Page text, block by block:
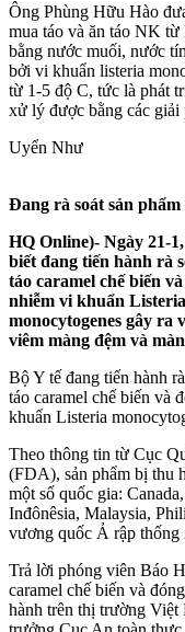
Ông Phùng Hữu Hào
mua táo và ăn táo NK
bằng nước muối, nước
bởi vi khuẩn listeria
từ 1-5 độ C, tức là phát
xử lý được bằng các giải
Uyển Như
Đang rà soát sản
HQ Online)- Ngày 21-
biết đang tiến hành rà
táo caramel chế biến
nhiễm vi khuẩn
monocytogenes gây ra
viêm màng đệm và
Bộ Y tế đang tiến hành
táo caramel chế biến và
khuẩn Listeria
Theo thông tin từ Cục
(FDA), sản phẩm bị thu
một số quốc gia:
Inđônêsia, Malaysia,
vương quốc Ả rập thống
Trả lời phóng viên Báo
caramel chế biến và
hành trên thị trường